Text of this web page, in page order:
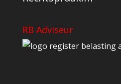
RB Adviseur